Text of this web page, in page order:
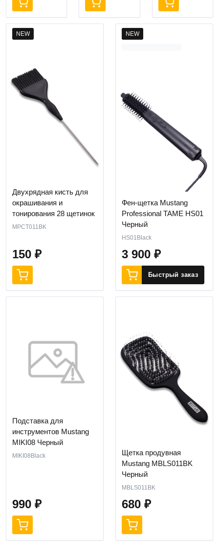
NEW
Двухрядная кисть для
окрашивания и
тонирования 28 щетинок
MPCT011BK
150 ₽
NEW
Фен-щетка Mustang
Professional TAME HS01
Черный
HS01Black
3 900 ₽
Быстрый заказ
Подставка для
инструментов Mustang
MIKI08 Черный
MIKI08Black
990 ₽
Щетка продувная
Mustang MBLS011BK
Черный
MBLS011BK
680 ₽